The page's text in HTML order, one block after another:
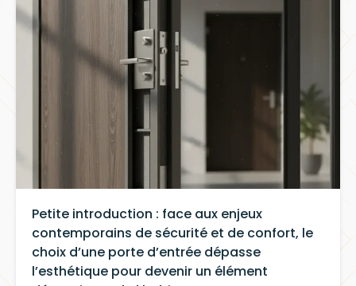
Petite introduction : face aux enjeux
contemporains de sécurité et de confort, le
choix d’une porte d’entrée dépasse
l’esthétique pour devenir un élément